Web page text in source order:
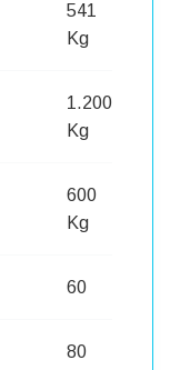
541
Kg
1.200
Kg
600
Kg
60
80